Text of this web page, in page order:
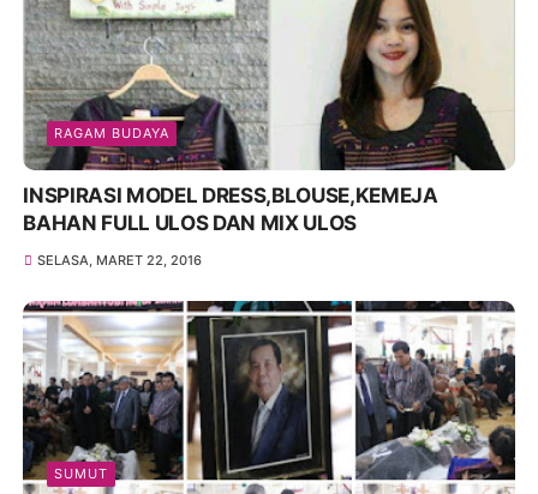
RAGAM BUDAYA
INSPIRASI MODEL DRESS,BLOUSE,KEMEJA
BAHAN FULL ULOS DAN MIX ULOS
SELASA, MARET 22, 2016
SUMUT